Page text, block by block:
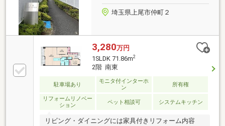
埼玉県上尾市仲町２
3,280万円
1SLDK 71.86m2
2階 南東
駐車場あり
モニタ付インターホ
ン
所有権
リフォームリノベー
ション
ペット相談可 システムキッチン
リビング・ダイニングには家具付きリフォーム内容